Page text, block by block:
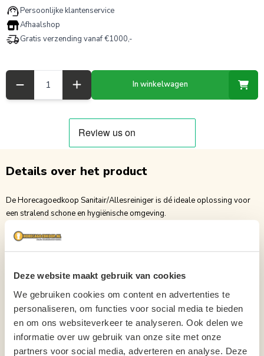
Deze website maakt gebruik van cookies
We gebruiken cookies om content en advertenties te
personaliseren, om functies voor social media te bieden
en om ons websiteverkeer te analyseren. Ook delen we
informatie over uw gebruik van onze site met onze
partners voor social media, adverteren en analyse. Deze
Persoonlijke klantenservice
Afhaalshop
Gratis verzending vanaf €1000,-
In winkelwagen
Details over het product
De Horecagoedkoop Sanitair/Allesreiniger is dé ideale oplossing voor
een stralend schone en hygiënische omgeving.
zeepresten van diverse oppervlakken zoals toiletten, wastafels, tegels
en kranen. Dankzij de effectieve formule wordt niet alleen grondig
Wat deze allesreiniger echt uniek maakt, is de heerlijke frisse geur. Na
elke schoonmaakbeurt blijft er een aangename, schone geur hangen die
direct een gevoel van hygiëne en comfort geeft. Het zorgt voor een
uitnodigende en verzorgde uitstraling van elke sanitaire ruimte.
Kortom, met de Horecagoedkoop Sanitair/Allesreiniger kies je voor
krachtige reiniging én een langdurig frisse beleving. Ideaal voor zowel